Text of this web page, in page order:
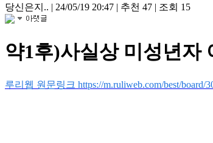
당신은지.. | 24/05/19 20:47 | 추천 47 | 조회 15
약1후)사실상 미성년자
루리웹 원문링크 https://m.ruliweb.com/best/board/